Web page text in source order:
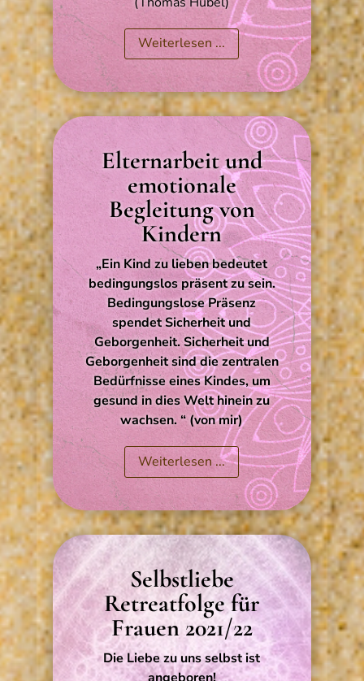
Weiterlesen ...
Elternarbeit und
emotionale
Begleitung von
Kindern
„Ein Kind zu lieben bedeutet
bedingungslos präsent zu sein.
Bedingungslose Präsenz
spendet Sicherheit und
Geborgenheit. Sicherheit und
Geborgenheit sind die zentralen
Bedürfnisse eines Kindes, um
gesund in dies Welt hinein zu
wachsen. “ (von mir)
Weiterlesen ...
Selbstliebe
Retreatfolge für
Frauen 2021/22
Die Liebe zu uns selbst ist